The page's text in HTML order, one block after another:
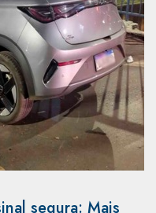
segura: Mais